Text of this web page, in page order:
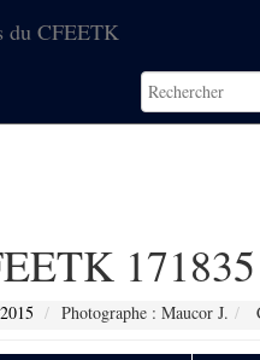
du CFEETK
171835
2015 Photographe : Maucor J.